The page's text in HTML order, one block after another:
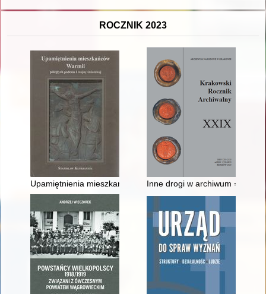
ROCZNIK 2023
Upamiętnienia mieszkańców Warmii poległych podczas I
Inne drogi w archiwum = Other